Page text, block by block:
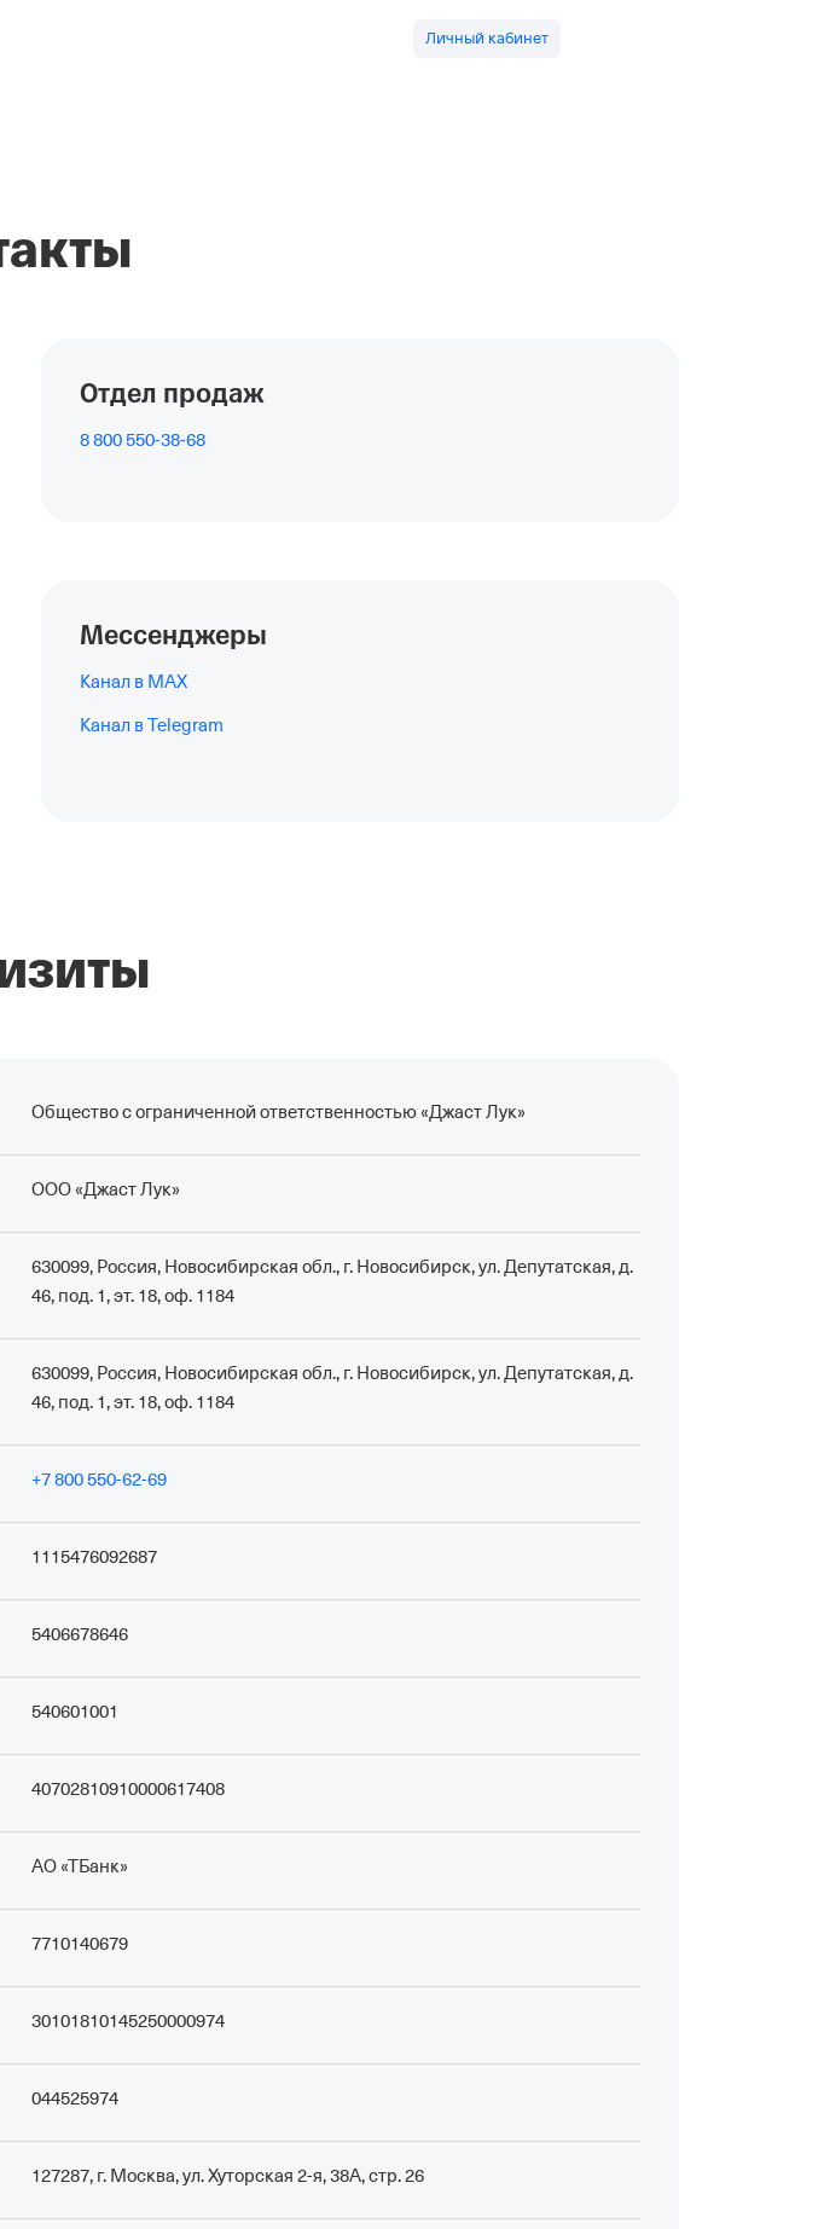
Личный кабинет
Отдел продаж
8 800 550-38-68
Мессенджеры
Канал в MAX
Канал в Telegram
Общество с ограниченной ответственностью «Джаст Лук»
ООО «Джаст Лук»
630099, Россия, Новосибирская обл., г. Новосибирск, ул. Депутатская, д.
46, под. 1, эт. 18, оф. 1184
630099, Россия, Новосибирская обл., г. Новосибирск, ул. Депутатская, д.
46, под. 1, эт. 18, оф. 1184
+7 800 550-62-69
1115476092687
5406678646
540601001
40702810910000617408
АО «ТБанк»
7710140679
30101810145250000974
044525974
127287, г. Москва, ул. Хуторская 2-я, 38А, стр. 26